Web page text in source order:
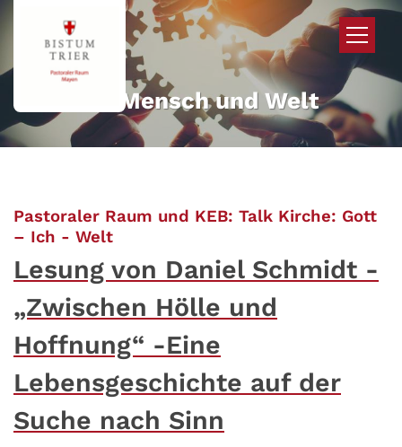
Zum Inhalt springen
Mehr für Mensch und Welt
Pastoraler Raum und KEB: Talk Kirche: Gott
– Ich - Welt:
Lesung von Daniel Schmidt -
„Zwischen Hölle und
Hoffnung“ -Eine
Lebensgeschichte auf der
Suche nach Sinn